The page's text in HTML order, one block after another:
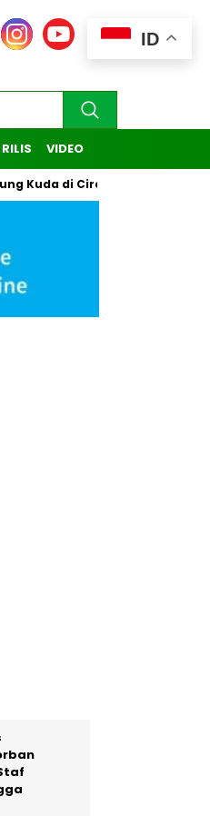
VIDEO
di Cirebon
ID